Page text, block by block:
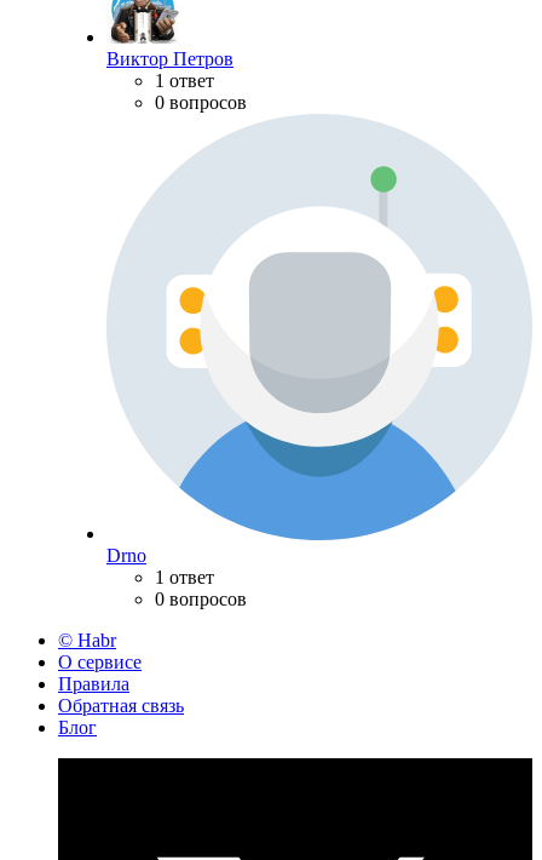
Виктор Петров
1 ответ
0 вопросов
Drno
1 ответ
0 вопросов
© Habr
О сервисе
Правила
Обратная связь
Блог